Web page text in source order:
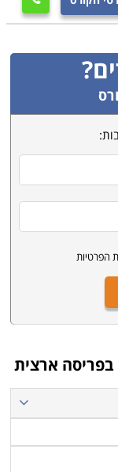
הפרטיות
בפריסה ארצית